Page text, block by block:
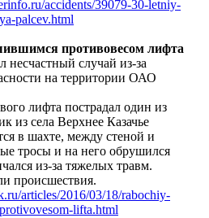
accidents/39079-30-letniy-
palcev.html
противовесом лифта
несчастный случай из-за
на территории ОАО
лифта пострадал один из
из села Верхнее Казачье
в шахте, между стеной и
тросы и на него обрушился
из-за тяжелых травм.
происшествия.
articles/2016/03/18/rabochiy-
lifta.html